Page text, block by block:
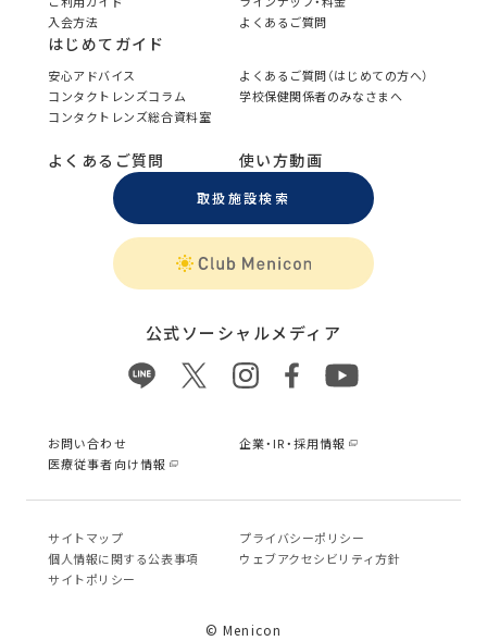
入会方法
よくあるご質問
はじめてガイド
安心アドバイス
よくあるご質問（はじめての方へ）
コンタクトレンズコラム
学校保健関係者のみなさまへ
コンタクトレンズ総合資料室
よくあるご質問 使い方動画
取扱施設検索
公式ソーシャルメディア
お問い合わせ
企業・IR・採用情報
医療従事者向け情報
サイトマップ
プライバシーポリシー
個⼈情報に関する公表事項
ウェブアクセシビリティ方針
サイトポリシー
© Menicon